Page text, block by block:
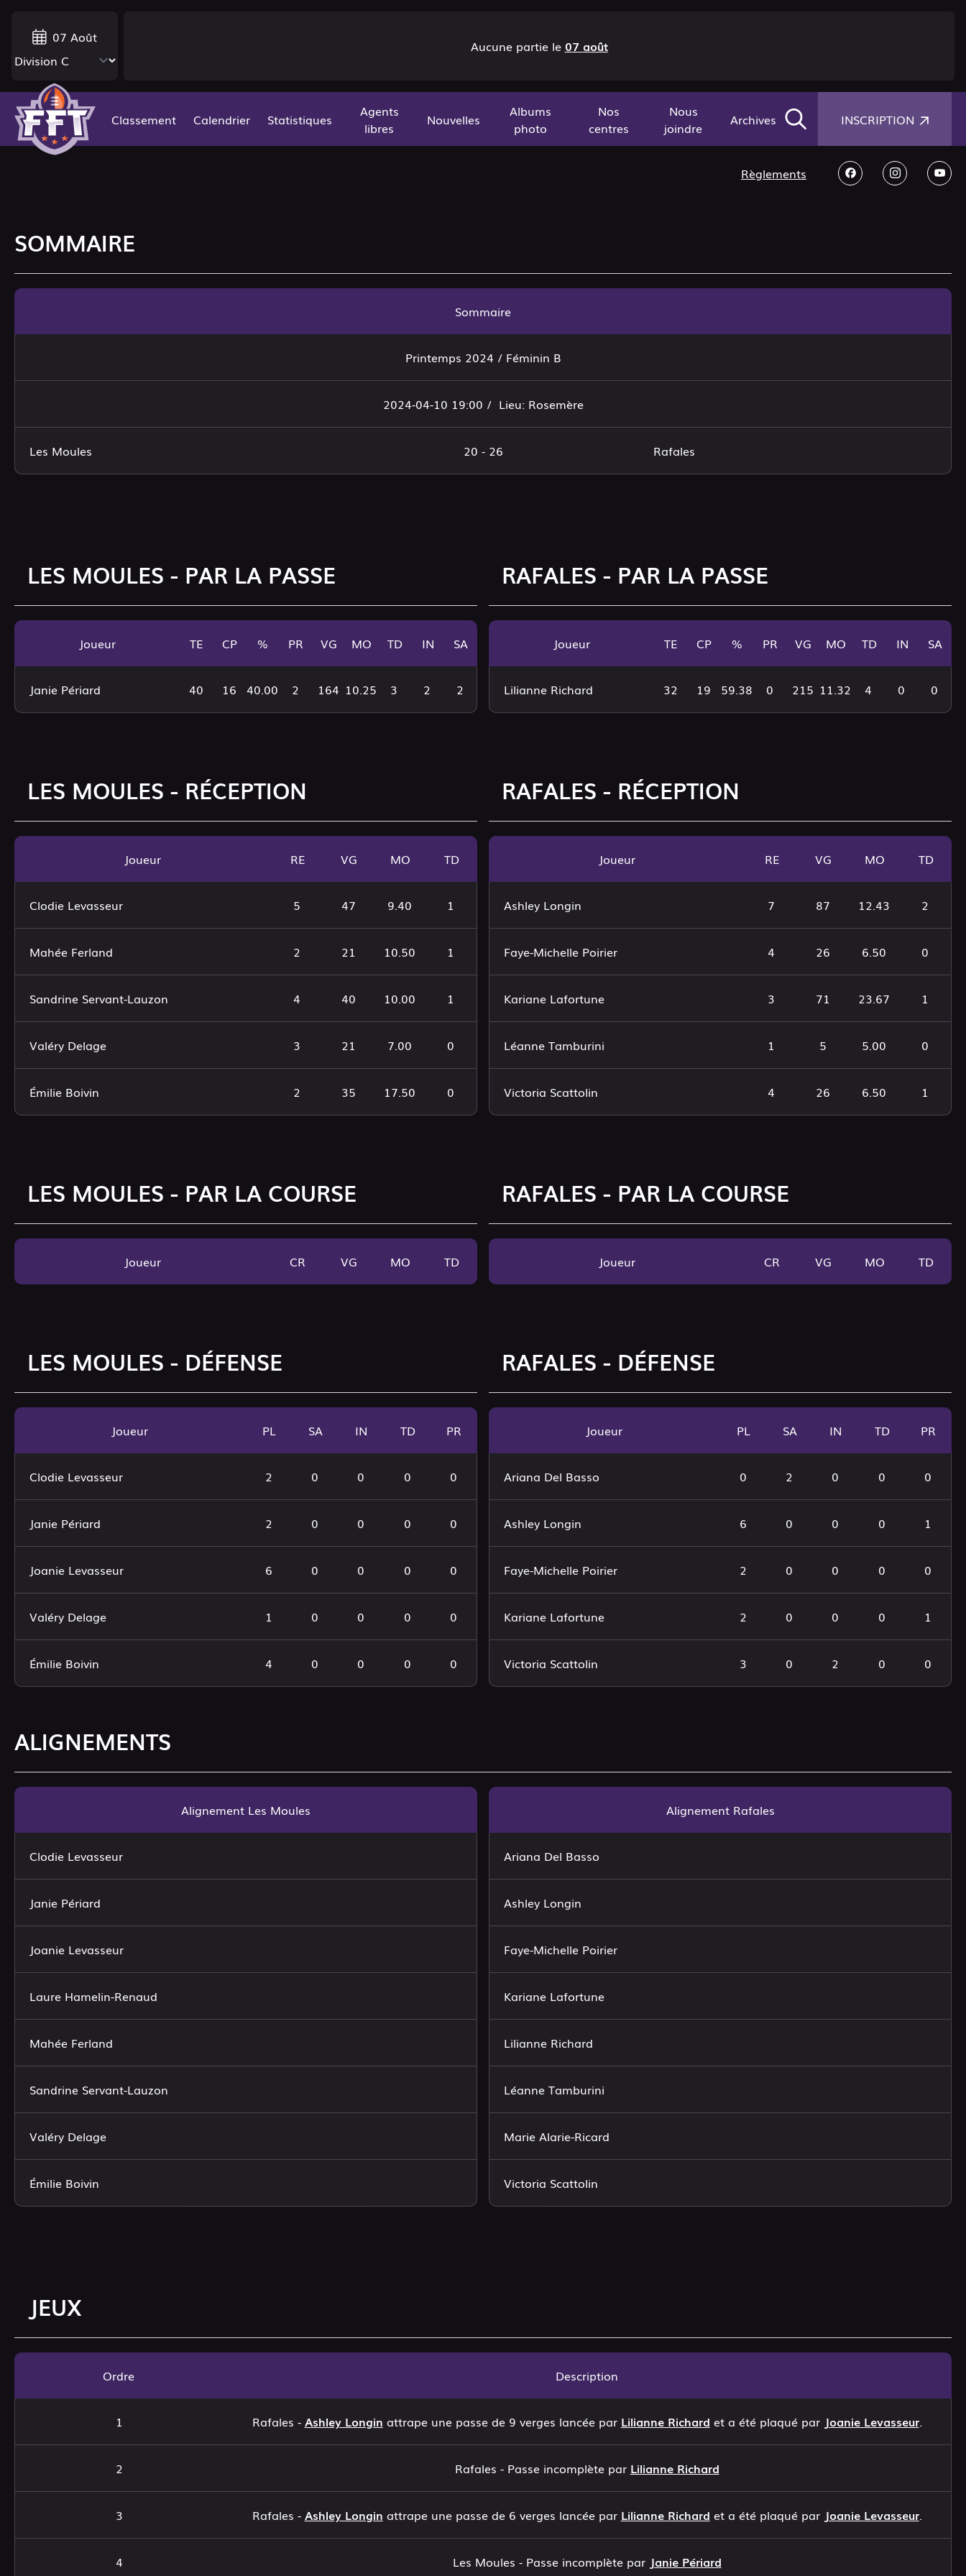
07 Août
Aucune partie le 07 août
Classement Calendrier Statistiques
Agents
libres
Nouvelles
Albums
photo
Nos
centres
Nous
joindre
Archives INSCRIPTION
Règlements
SOMMAIRE
Sommaire
Printemps 2024 / Féminin B
2024-04-10 19:00 /Lieu: Rosemère
Les Moules 20 - 26 Rafales
LES MOULES - PAR LA PASSE
Joueur TE CP % PR VG MO TD IN SA
Janie Périard 40 16 40.00 2 164 10.25 3 2 2
RAFALES - PAR LA PASSE
Joueur TE CP % PR VG MO TD IN SA
Lilianne Richard 32 19 59.38 0 215 11.32 4 0 0
LES MOULES - RÉCEPTION
Joueur RE VG MO TD
Clodie Levasseur 5 47 9.40 1
Mahée Ferland 2 21 10.50 1
Sandrine Servant-Lauzon 4 40 10.00 1
Valéry Delage 3 21 7.00 0
Émilie Boivin 2 35 17.50 0
RAFALES - RÉCEPTION
Joueur RE VG MO TD
Ashley Longin 7 87 12.43 2
Faye-Michelle Poirier 4 26 6.50 0
Kariane Lafortune 3 71 23.67 1
Léanne Tamburini 1 5 5.00 0
Victoria Scattolin 4 26 6.50 1
LES MOULES - PAR LA COURSE
Joueur CR VG MO TD
RAFALES - PAR LA COURSE
Joueur CR VG MO TD
LES MOULES - DÉFENSE
Joueur PL SA IN TD PR
Clodie Levasseur 2 0 0 0 0
Janie Périard 2 0 0 0 0
Joanie Levasseur 6 0 0 0 0
Valéry Delage 1 0 0 0 0
Émilie Boivin 4 0 0 0 0
RAFALES - DÉFENSE
Joueur PL SA IN TD PR
Ariana Del Basso 0 2 0 0 0
Ashley Longin 6 0 0 0 1
Faye-Michelle Poirier 2 0 0 0 0
Kariane Lafortune 2 0 0 0 1
Victoria Scattolin 3 0 2 0 0
ALIGNEMENTS
Alignement Les Moules
Clodie Levasseur
Janie Périard
Joanie Levasseur
Laure Hamelin-Renaud
Mahée Ferland
Sandrine Servant-Lauzon
Valéry Delage
Émilie Boivin
Alignement Rafales
Ariana Del Basso
Ashley Longin
Faye-Michelle Poirier
Kariane Lafortune
Lilianne Richard
Léanne Tamburini
Marie Alarie-Ricard
Victoria Scattolin
JEUX
Ordre Description
1 Rafales - Ashley Longin attrape une passe de 9 verges lancée par Lilianne Richard et a été plaqué par Joanie Levasseur.
2 Rafales - Passe incomplète par Lilianne Richard
3 Rafales - Ashley Longin attrape une passe de 6 verges lancée par Lilianne Richard et a été plaqué par Joanie Levasseur.
4 Les Moules - Passe incomplète par Janie Périard